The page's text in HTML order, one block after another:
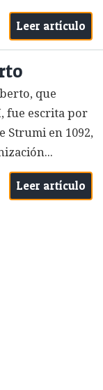
Leer artículo
que
fue escrita por
Strumi en 1092,
Leer artículo